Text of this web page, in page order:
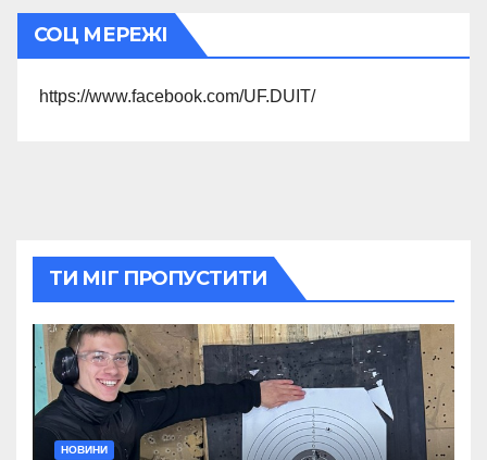
СОЦ МЕРЕЖІ
https://www.facebook.com/UF.DUIT/
ТИ МІГ ПРОПУСТИТИ
НОВИНИ